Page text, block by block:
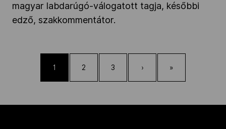
magyar labdarúgó-válogatott tagja, későbbi
edző, szakkommentátor.
1 2 3 › »